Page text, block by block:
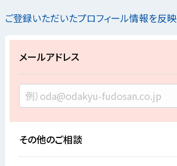
ご登録いただいたプロフィール情報を反映
メールアドレス
その他のご相談